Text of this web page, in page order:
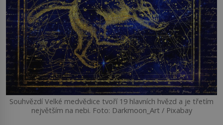
Souhvězdí Velké medvědice tvoří 19 hlavních hvězd a je třetím
největším na nebi. Foto: Darkmoon_Art / Pixabay